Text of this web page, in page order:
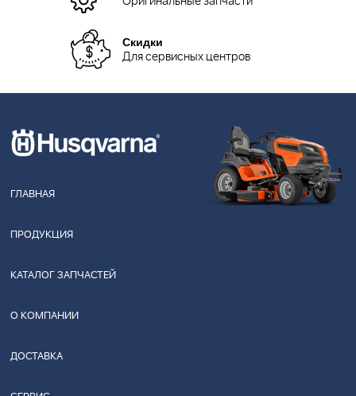
Скидки
Для сервисных центров
ГЛАВНАЯ
ПРОДУКЦИЯ
КАТАЛОГ ЗАПЧАСТЕЙ
О КОМПАНИИ
ДОСТАВКА